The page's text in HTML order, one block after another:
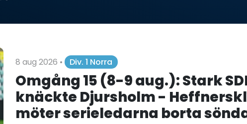
8 aug 2026 • Div. 1 Norra
Omgång 15 (8-9 aug.): Stark
knäckte Djursholm -
möter serieledarna borta